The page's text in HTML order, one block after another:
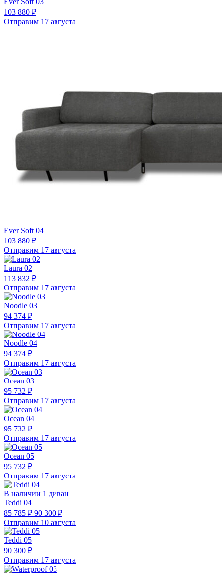
Ever Soft 03
103 880 ₽
Отправим 17 августа
Ever Soft 04
103 880 ₽
Отправим 17 августа
Laura 02
113 832 ₽
Отправим 17 августа
Noodle 03
94 374 ₽
Отправим 17 августа
Noodle 04
94 374 ₽
Отправим 17 августа
Ocean 03
95 732 ₽
Отправим 17 августа
Ocean 04
95 732 ₽
Отправим 17 августа
Ocean 05
95 732 ₽
Отправим 17 августа
В наличии 1 диван
Teddi 04
85 785 ₽ 90 300 ₽
Отправим 10 августа
Teddi 05
90 300 ₽
Отправим 17 августа